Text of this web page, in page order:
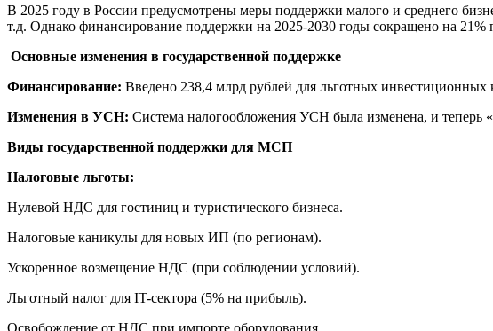
В 2025 году в России предусмотрены меры поддержки малого и среднего
т.д. Однако финансирование поддержки на 2025-2030 годы сокращено на
Основные изменения в государственной поддержке
Финансирование: Введено 238,4 млрд рублей для льготных
Изменения в УСН: Система налогообложения УСН была изменена, и
Виды государственной поддержки для МСП
Налоговые льготы:
Нулевой НДС для гостиниц и туристического бизнеса.
Налоговые каникулы для новых ИП (по регионам).
Ускоренное возмещение НДС (при соблюдении условий).
Льготный налог для IT-сектора (5% на прибыль).
Освобождение от НДС при импорте оборудования.